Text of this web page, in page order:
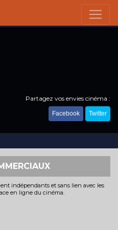
Partagez vos envies cinéma :
Facebook Twitter
indépendants et sans lien avec les
en ligne du cinéma.